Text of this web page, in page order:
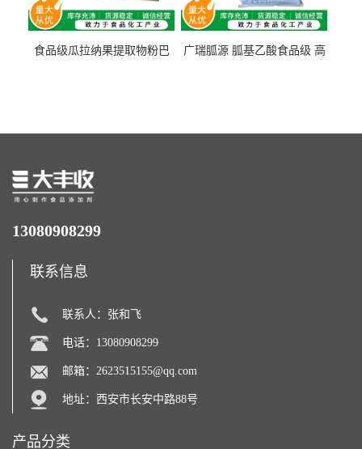
食品级瓜拉纳果提取物粉巴
广瑞胍源 胍基乙酸食品级 高
13080908299
联系信息
联系人：张和飞
电话：13080908299
邮箱： 2623515155@qq.com
地址：西安市长安中路88号
产品分类